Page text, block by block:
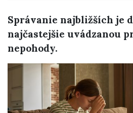
Správanie najbližších je
najčastejšie uvádzanou
nepohody.